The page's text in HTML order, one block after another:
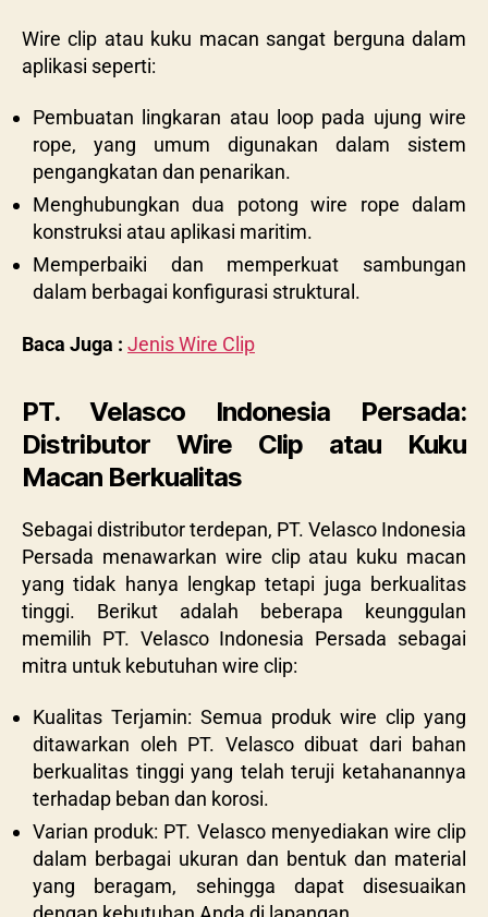
Wire clip atau kuku macan sangat berguna dalam
aplikasi seperti:
Pembuatan lingkaran atau loop pada ujung wire
rope, yang umum digunakan dalam sistem
pengangkatan dan penarikan.
Menghubungkan dua potong wire rope dalam
konstruksi atau aplikasi maritim.
Memperbaiki dan memperkuat sambungan
dalam berbagai konfigurasi struktural.
Baca Juga : Jenis Wire Clip
PT. Velasco Indonesia Persada:
Distributor Wire Clip atau Kuku
Macan Berkualitas
Sebagai distributor terdepan, PT. Velasco Indonesia
Persada menawarkan wire clip atau kuku macan
yang tidak hanya lengkap tetapi juga berkualitas
tinggi. Berikut adalah beberapa keunggulan
memilih PT. Velasco Indonesia Persada sebagai
mitra untuk kebutuhan wire clip:
Kualitas Terjamin: Semua produk wire clip yang
ditawarkan oleh PT. Velasco dibuat dari bahan
berkualitas tinggi yang telah teruji ketahanannya
terhadap beban dan korosi.
Varian produk: PT. Velasco menyediakan wire clip
dalam berbagai ukuran dan bentuk dan material
yang beragam, sehingga dapat disesuaikan